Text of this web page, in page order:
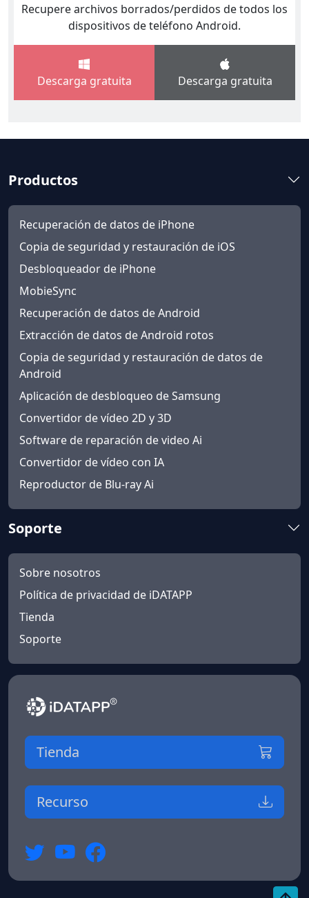
Recupere archivos borrados/perdidos de todos los
dispositivos de teléfono Android.
Descarga gratuita Descarga gratuita
Productos
Recuperación de datos de iPhone
Copia de seguridad y restauración de iOS
Desbloqueador de iPhone
MobieSync
Recuperación de datos de Android
Extracción de datos de Android rotos
Copia de seguridad y restauración de datos de
Android
Aplicación de desbloqueo de Samsung
Convertidor de vídeo 2D y 3D
Software de reparación de video Ai
Convertidor de vídeo con IA
Reproductor de Blu-ray Ai
Soporte
Sobre nosotros
Política de privacidad de iDATAPP
Tienda
Soporte
Tienda
Recurso